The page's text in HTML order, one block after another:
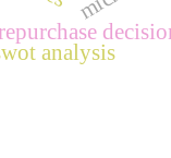
analysis